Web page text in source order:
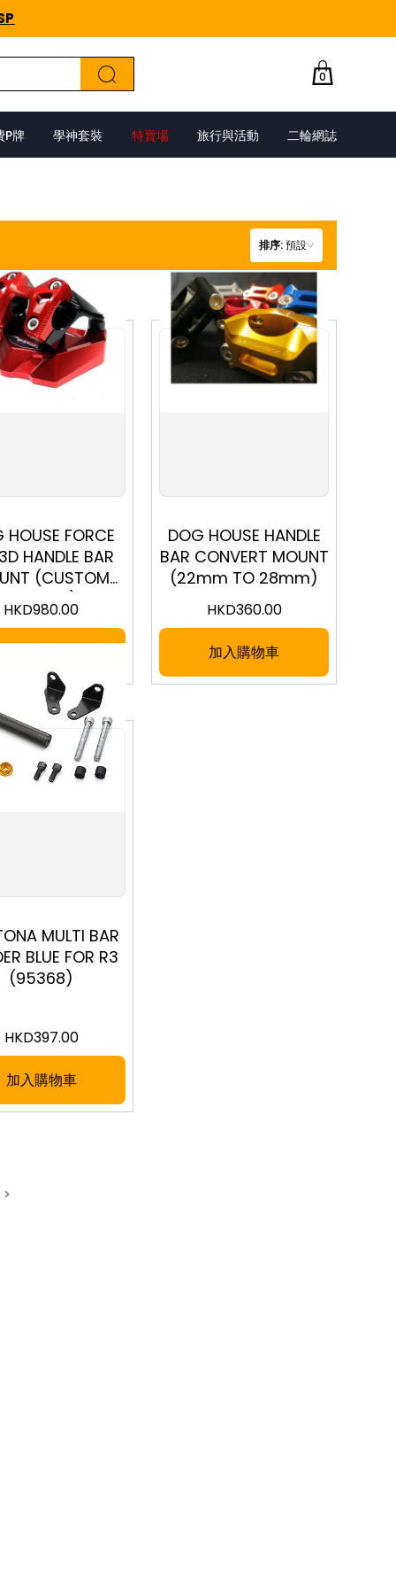
0
P牌 學神套裝 特賣場 旅行與活動 二輪網誌
排序:預設
HOUSE FORCE
HANDLE BAR
(CUSTOM
COLOUR)
HKD980.00
DOG HOUSE HANDLE
BAR CONVERT MOUNT
(22mm TO 28mm)
HKD360.00
加入購物車
MULTI BAR
BLUE FOR R3
(95368)
HKD397.00
加入購物車